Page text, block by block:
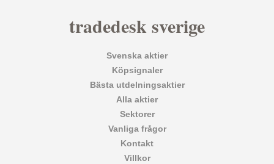
tradedesk sverige
Svenska aktier
Köpsignaler
Bästa utdelningsaktier
Alla aktier
Sektorer
Vanliga frågor
Kontakt
Villkor